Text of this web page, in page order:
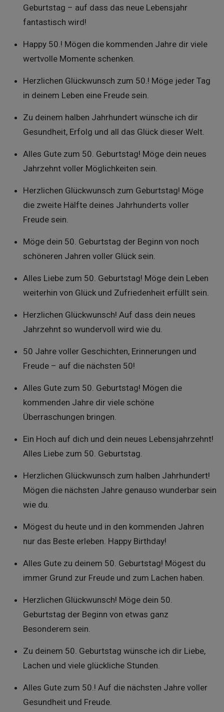
Geburtstag – auf dass das neue Lebensjahr
fantastisch wird!
Happy 50.! Mögen die kommenden Jahre dir viele
wertvolle Momente schenken.
Herzlichen Glückwunsch zum 50.! Möge jeder Tag
in deinem Leben eine Freude sein.
Zu deinem halben Jahrhundert wünsche ich dir
Gesundheit, Erfolg und all das Glück dieser Welt.
Alles Gute zum 50. Geburtstag! Möge dein neues
Jahrzehnt voller Möglichkeiten sein.
Herzlichen Glückwunsch zum Geburtstag! Möge
die zweite Hälfte deines Jahrhunderts voller
Freude sein.
Möge dein 50. Geburtstag der Beginn von noch
schöneren Jahren voller Glück sein.
Alles Liebe zum 50. Geburtstag! Möge dein Leben
weiterhin von Glück und Zufriedenheit erfüllt sein.
Herzlichen Glückwunsch! Auf dass dein neues
Jahrzehnt so wundervoll wird wie du.
50 Jahre voller Geschichten, Erinnerungen und
Freude – auf die nächsten 50!
Alles Gute zum 50. Geburtstag! Mögen die
kommenden Jahre dir viele schöne
Überraschungen bringen.
Ein Hoch auf dich und dein neues Lebensjahrzehnt!
Alles Liebe zum 50. Geburtstag.
Herzlichen Glückwunsch zum halben Jahrhundert!
Mögen die nächsten Jahre genauso wunderbar sein
wie du.
Mögest du heute und in den kommenden Jahren
nur das Beste erleben. Happy Birthday!
Alles Gute zu deinem 50. Geburtstag! Mögest du
immer Grund zur Freude und zum Lachen haben.
Herzlichen Glückwunsch! Möge dein 50.
Geburtstag der Beginn von etwas ganz
Besonderem sein.
Zu deinem 50. Geburtstag wünsche ich dir Liebe,
Lachen und viele glückliche Stunden.
Alles Gute zum 50.! Auf die nächsten Jahre voller
Gesundheit und Freude.